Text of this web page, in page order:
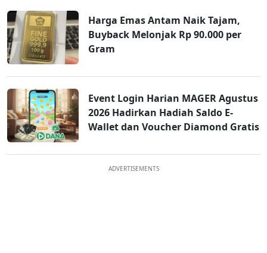
Harga Emas Antam Naik Tajam,
Buyback Melonjak Rp 90.000 per
Gram
Event Login Harian MAGER Agustus
2026 Hadirkan Hadiah Saldo E-
Wallet dan Voucher Diamond Gratis
ADVERTISEMENTS